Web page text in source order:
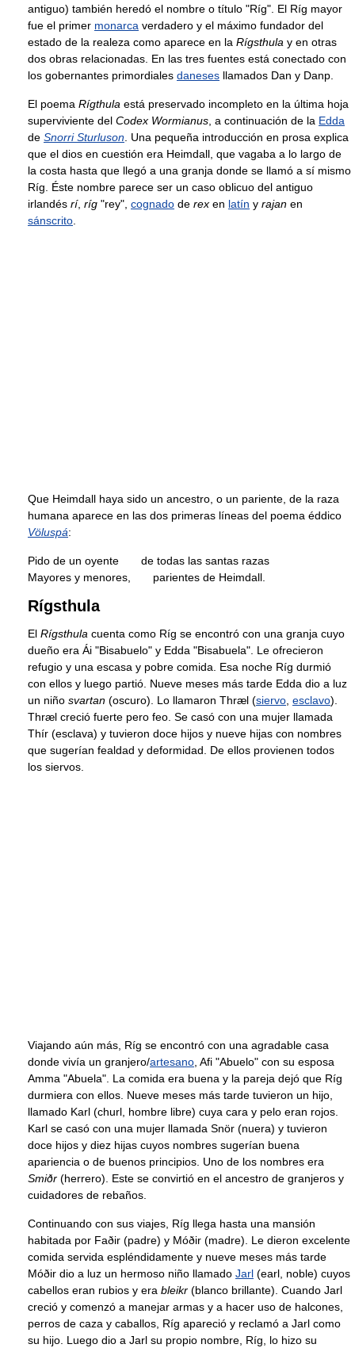
antiguo) también heredó el nombre o título "Ríg". El Ríg mayor
fue el primer monarca verdadero y el máximo fundador del
estado de la realeza como aparece en la Rígsthula y en otras
dos obras relacionadas. En las tres fuentes está conectado con
los gobernantes primordiales daneses llamados Dan y Danp.
El poema Rígthula está preservado incompleto en la última hoja
superviviente del Codex Wormianus , a continuación de la Edda
de Snorri Sturluson . Una pequeña introducción en prosa explica
que el dios en cuestión era Heimdall, que vagaba a lo largo de
la costa hasta que llegó a una granja donde se llamó a sí mismo
Ríg. Éste nombre parece ser un caso oblicuo del antiguo
irlandés rí, ríg "rey", cognado de rex en latín y rajan en
sánscrito
Que Heimdall haya sido un ancestro, o un pariente, de la raza
humana aparece en las dos primeras líneas del poema éddico
Völuspá:
Pido de un oyente de todas las santas razas
Mayores y menores, parientes de Heimdall.
Rígsthula
El Rígsthula cuenta como Ríg se encontró con una granja cuyo
dueño era Ái "Bisabuelo" y Edda "Bisabuela". Le ofrecieron
refugio y una escasa y pobre comida. Esa noche Ríg durmió
con ellos y luego partió. Nueve meses más tarde Edda dio a luz
un niño svartan (oscuro). Lo llamaron Thræl (siervo esclavo).
Thræl creció fuerte pero feo. Se casó con una mujer llamada
Thír (esclava) y tuvieron doce hijos y nueve hijas con nombres
que sugerían fealdad y deformidad. De ellos provienen todos
los siervos.
Viajando aún más, Ríg se encontró con una agradable casa
donde vivía un granjero/artesano , Afi "Abuelo" con su esposa
Amma "Abuela". La comida era buena y la pareja dejó que Ríg
durmiera con ellos. Nueve meses más tarde tuvieron un hijo,
llamado Karl (churl, hombre libre) cuya cara y pelo eran rojos.
Karl se casó con una mujer llamada Snör (nuera) y tuvieron
doce hijos y diez hijas cuyos nombres sugerían buena
apariencia o de buenos principios. Uno de los nombres era
Smiðr (herrero). Este se convirtió en el ancestro de granjeros y
cuidadores de rebaños.
Continuando con sus viajes, Ríg llega hasta una mansión
habitada por Faðir (padre) y Móðir (madre). Le dieron excelente
comida servida espléndidamente y nueve meses más tarde
Móðir dio a luz un hermoso niño llamado Jarl (earl, noble) cuyos
cabellos eran rubios y era bleikr (blanco brillante). Cuando Jarl
creció y comenzó a manejar armas y a hacer uso de halcones,
perros de caza y caballos, Ríg apareció y reclamó a Jarl como
su hijo. Luego dio a Jarl su propio nombre, Ríg, lo hizo su